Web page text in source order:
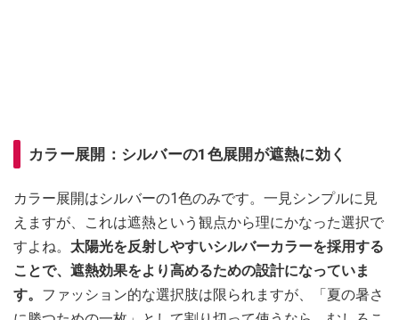
カラー展開：シルバーの1色展開が遮熱に効く
カラー展開はシルバーの1色のみです。一見シンプルに見
えますが、これは遮熱という観点から理にかなった選択で
すよね。 太陽光を反射しやすいシルバーカラーを採用する
ことで、遮熱効果をより高めるための設計になっていま
す。 ファッション的な選択肢は限られますが、「夏の暑さ